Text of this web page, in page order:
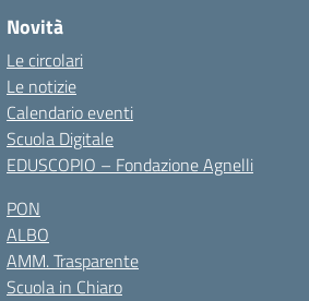
Novità
Le circolari
Le notizie
Calendario eventi
Scuola Digitale
EDUSCOPIO – Fondazione Agnelli
PON
ALBO
AMM. Trasparente
Scuola in Chiaro